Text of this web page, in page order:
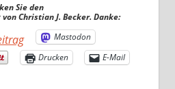
Sie den
Christian J. Becker. Danke:
Mastodon
Drucken E-Mail